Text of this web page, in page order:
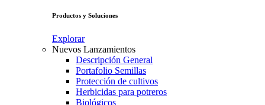
Productos y Soluciones
Explorar
Nuevos Lanzamientos
Descripción General
Portafolio Semillas
Protección de cultivos
Herbicidas para potreros
Biológicos